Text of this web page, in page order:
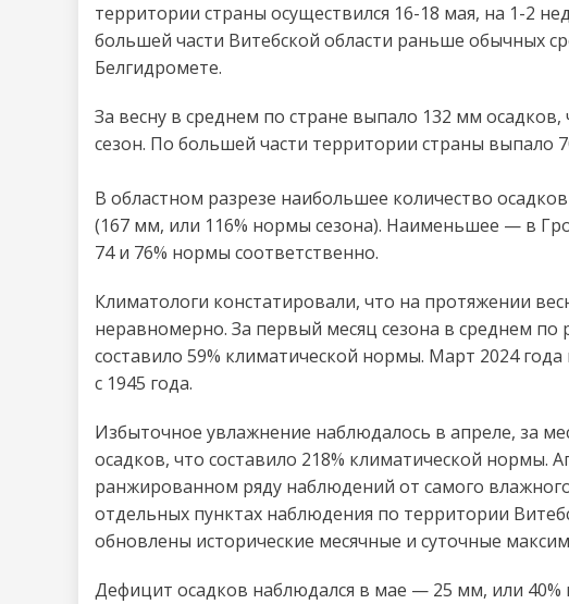
территории страны осуществился 16-18 мая, на 1-2
большей части Витебской области раньше обычных
Белгидромете.
За весну в среднем по стране выпало 132 мм
сезон. По большей части территории страны выпало
В областном разрезе наибольшее количество
(167 мм, или 116% нормы сезона). Наименьшее — в
74 и 76% нормы соответственно.
Климатологи констатировали, что на протяжении
неравномерно. За первый месяц сезона в среднем по
составило 59% климатической нормы. Март 2024
с 1945 года.
Избыточное увлажнение наблюдалось в апреле, за
осадков, что составило 218% климатической нормы.
ранжированном ряду наблюдений от самого
отдельных пунктах наблюдения по территории
обновлены исторические месячные и суточные
Дефицит осадков наблюдался в мае — 25 мм, или